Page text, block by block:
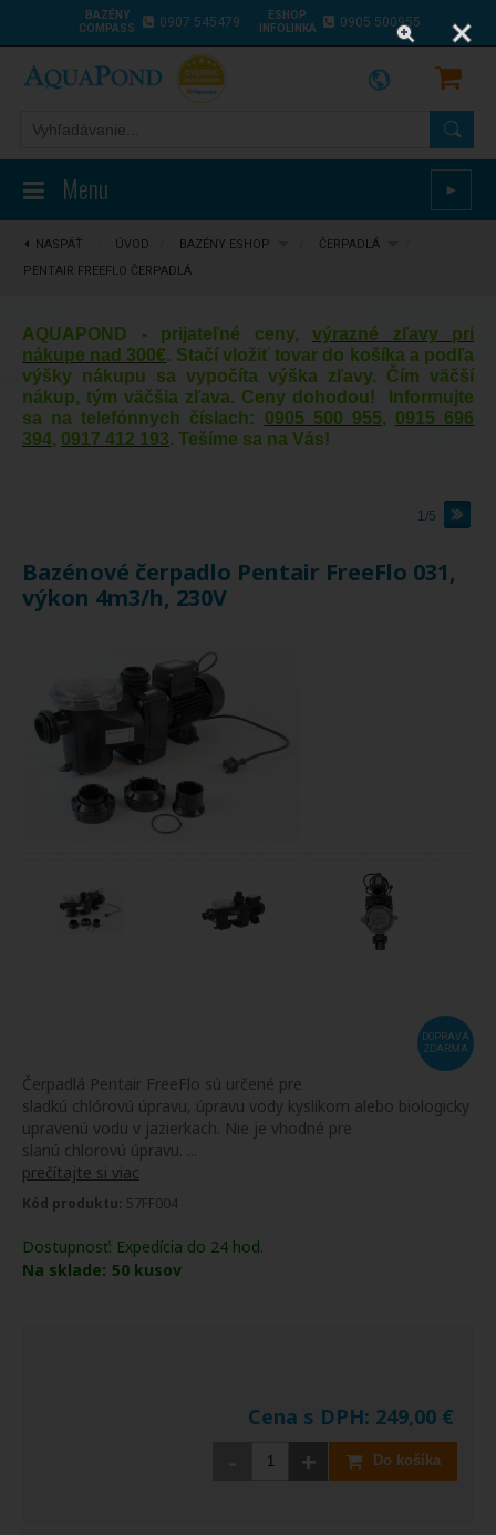
BAZÉNY
COMPASS
0907 545479
ESHOP
INFOLINKA
0905 500955
Menu ►
NASPÄŤ ÚVOD BAZÉNY ESHOP ČERPADLÁ
PENTAIR FREEFLO ČERPADLÁ
AQUAPOND - prijateľné ceny, výrazné zľavy pri
nákupe nad 300€. Stačí vložiť tovar do košíka a podľa
výšky nákupu sa vypočíta výška zľavy. Čím väčší
nákup, tým väčšia zľava. Ceny dohodou! Informujte
sa na telefónnych číslach: 0905 500 955, 0915 696
394, 0917 412 193. Tešíme sa na Vás!
1/5
Bazénové čerpadlo Pentair FreeFlo 031,
výkon 4m3/h, 230V
DOPRAVA
ZDARMA
Čerpadlá Pentair FreeFlo sú určené pre
sladkú chlórovú úpravu, úpravu vody kyslíkom alebo biologicky
upravenú vodu v jazierkach. Nie je vhodné pre
slanú chlorovú úpravu. ...
prečítajte si viac
Kód produktu: 57FF004
Dostupnosť: Expedícia do 24 hod.
Na sklade: 50 kusov
Cena s DPH: 249,00 €
+ Do košíka